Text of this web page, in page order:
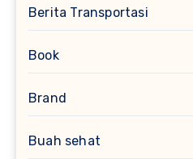
Berita Transportasi
Book
Brand
Buah sehat